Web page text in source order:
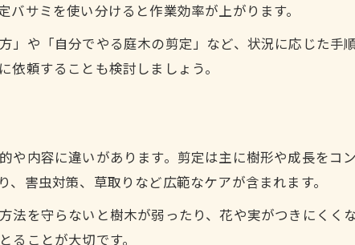
サミを使い分けると作業効率が上がります。
」や「自分でやる庭木の剪定」など、状況に応じた手
頼することも検討しましょう。
や内容に違いがあります。剪定は主に樹形や成長をコ
害虫対策、草取りなど広範なケアが含まれます。
法を守らないと樹木が弱ったり、花や実がつきにくく